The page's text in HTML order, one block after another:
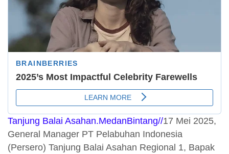
Tanjung Balai Asahan.MedanBintang//17 Mei 2025,
General Manager PT Pelabuhan Indonesia
(Persero) Tanjung Balai Asahan Regional 1, Bapak